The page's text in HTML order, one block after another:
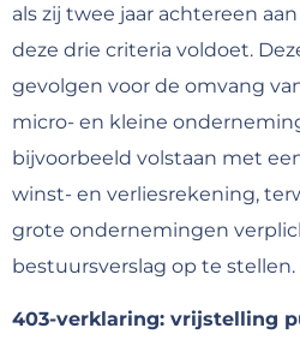
als zij twee jaar achtereen
deze drie criteria voldoet.
gevolgen voor de omvang
micro- en kleine
bijvoorbeeld volstaan met
winst- en verliesrekening,
grote ondernemingen
bestuursverslag op te stellen.
403-verklaring: vrijstelling